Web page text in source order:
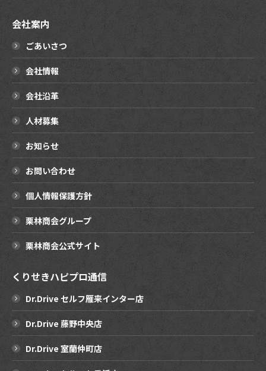
会社案内
ごあいさつ
会社情報
会社沿革
人材募集
お知らせ
お問い合わせ
個人情報保護方針
栗林商会グループ
栗林商会公式サイト
くりせきハピプロ通信
Dr.Drive セルフ雁来インター店
Dr.Drive 藤野中央店
Dr.Drive 室蘭仲町店